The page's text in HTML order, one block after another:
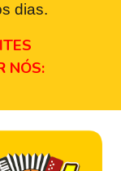
dias.
NÓS: